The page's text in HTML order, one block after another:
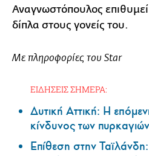
Αναγνωστόπουλος επιθυμεί
δίπλα στους γονείς του.
Με πληροφορίες του Star
ΕΙΔΗΣΕΙΣ ΣΗΜΕΡΑ:
Δυτική Αττική: Η
κίνδυνος των
Επίθεση στην